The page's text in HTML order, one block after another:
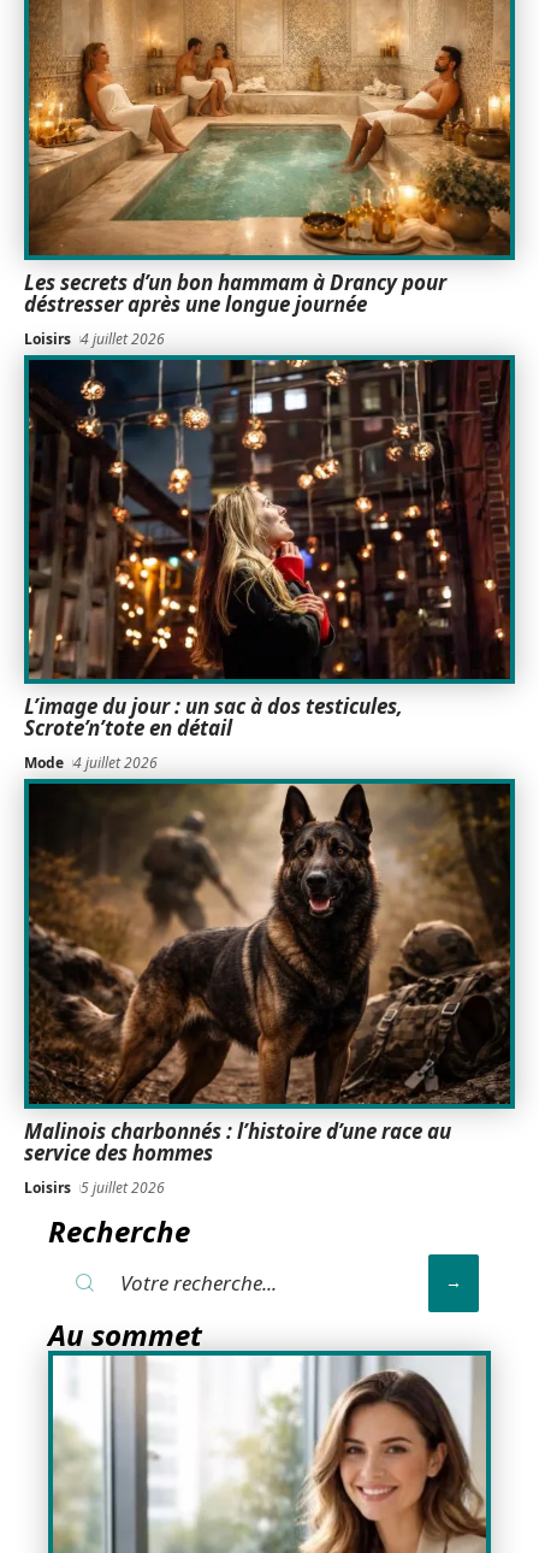
Les secrets d’un bon hammam à Drancy pour
déstresser après une longue journée
Loisirs 4 juillet 2026
L’image du jour : un sac à dos testicules,
Scrote’n’tote en détail
Mode 4 juillet 2026
Malinois charbonnés : l’histoire d’une race au
service des hommes
Loisirs 5 juillet 2026
Recherche
Au sommet